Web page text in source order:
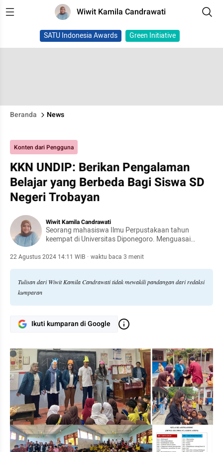
Wiwit Kamila Candrawati
SATU Indonesia Awards Green Initiative
Beranda News
Konten dari Pengguna
KKN UNDIP: Berikan Pengalaman
Belajar yang Berbeda Bagi Siswa SD
Negeri Trobayan
Wiwit Kamila Candrawati
Seorang mahasiswa Ilmu Perpustakaan tahun
keempat di Universitas Diponegoro. Menguasai
dalam organisasi.
22 Agustus 2024 14:11 WIB · waktu baca 3 menit
Tulisan dari Wiwit Kamila Candrawati tidak mewakili pandangan dari redaksi
kumparan
Ikuti kumparan di Google